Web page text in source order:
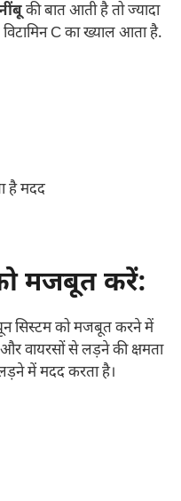
की बात आती है तो ज्यादा
C का ख्याल आता है.
है मदद
मजबूत करें:
सिस्टम को मजबूत करने में
वायरसों से लड़ने की क्षमता
में मदद करता है।